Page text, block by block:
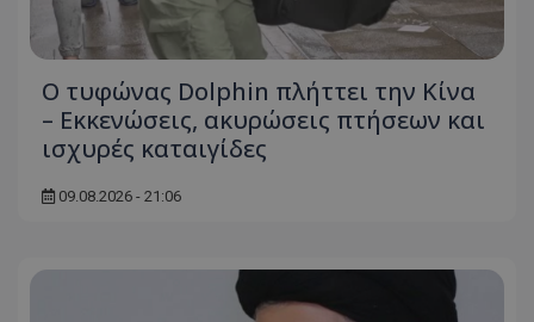
Ο τυφώνας Dolphin πλήττει την Κίνα
– Εκκενώσεις, ακυρώσεις πτήσεων και
ισχυρές καταιγίδες
09.08.2026 - 21:06